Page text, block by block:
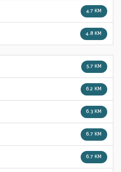
4.7 KM
4.8 KM
5.7 KM
6.2 KM
6.3 KM
6.7 KM
6.7 KM